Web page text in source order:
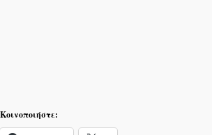
Κοινοποιήστε: